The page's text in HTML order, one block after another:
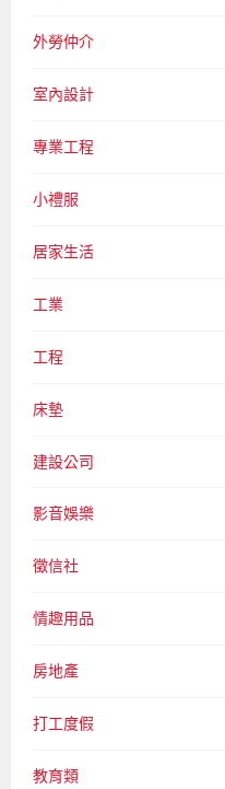
外勞仲介
室內設計
專業工程
小禮服
居家生活
工業
工程
床墊
建設公司
影音娛樂
徵信社
情趣用品
房地產
打工度假
教育類